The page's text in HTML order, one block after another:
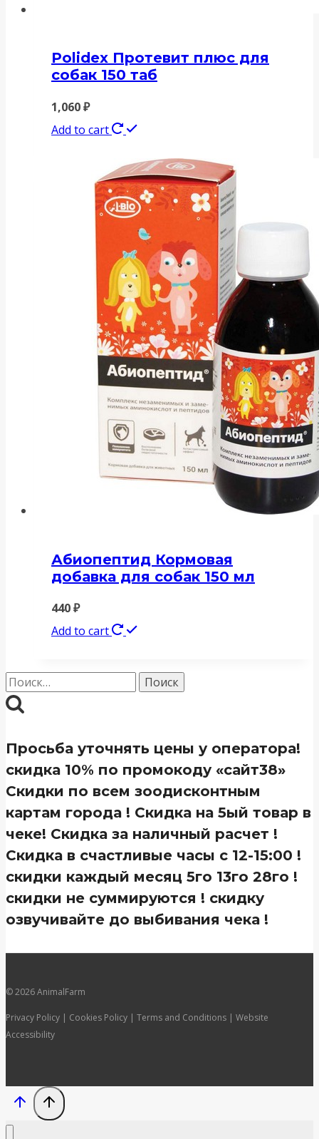
Polidex Протевит плюс для
собак 150 таб
1,060₽
Add to cart
Абиопептид Кормовая
добавка для собак 150 мл
440₽
Add to cart
Найти:
Просьба уточнять цены у оператора!
скидка 10% по промокоду «сайт38»
Скидки по всем зоодисконтным
картам города ! Скидка на 5ый товар в
чеке! Скидка за наличный расчет !
Скидка в счастливые часы с 12-15:00 !
скидки каждый месяц 5го 13го 28го !
скидки не суммируются ! скидку
озвучивайте до выбивания чека !
© 2026 AnimalFarm
Privacy Policy | Cookies Policy | Terms and Conditions | Website
Accessibility